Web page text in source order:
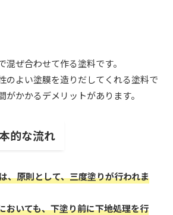
ぜ合わせて作る塗料です。
のよい塗膜を造りだしてくれる塗料で
がかかるデメリットがあります。
的な流れ
、原則として、三度塗りが行われま
おいても、下塗り前に下地処理を行